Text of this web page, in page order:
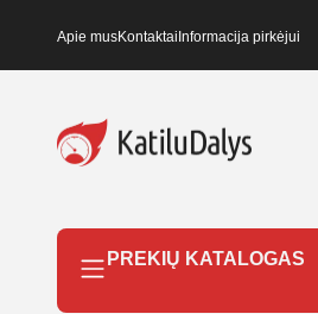
Apie musKontaktaiInformacija pirkėjui
PREKIŲ KATALOGAS